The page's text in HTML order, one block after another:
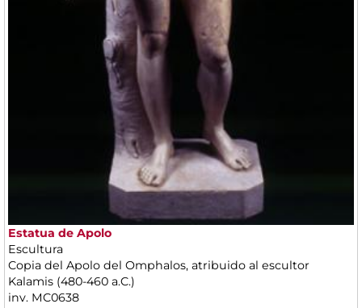
Estatua de Apolo
Escultura
Copia del Apolo del Omphalos, atribuido al escultor
Kalamis (480-460 a.C.)
inv. MC0638